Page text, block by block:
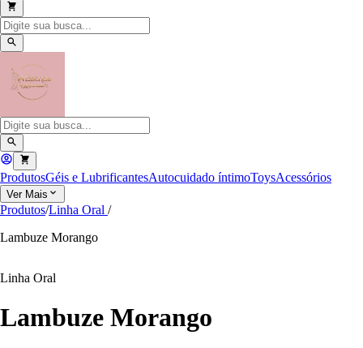
ProdutosGéis e LubrificantesAutocuidado íntimoToysAcessórios
Ver Mais
Produtos/Linha Oral /
Lambuze Morango
Linha Oral
Lambuze Morango